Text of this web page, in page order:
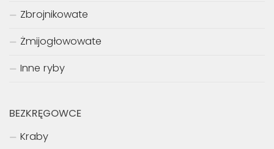
Zbrojnikowate
Żmijogłowowate
Inne ryby
BEZKRĘGOWCE
Kraby